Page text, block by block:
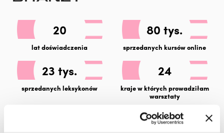
20
lat doświadczenia
80 tys.
sprzedanych kursów online
23 tys.
sprzedanych leksykonów
24
kraje w których prowadziłam
warsztaty
Paulina Pastuszak to wyrazista postać, zdecydowanie